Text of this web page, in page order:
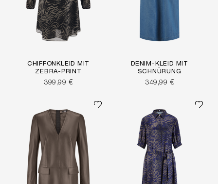
CHIFFONKLEID MIT
ZEBRA-PRINT
399,99 €
DENIM-KLEID MIT
SCHNÜRUNG
349,99 €